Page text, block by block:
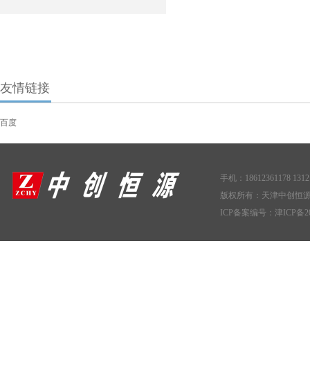
友情链接
百度
手机：18612361178
版权所有：天津中创
ICP备案编号： 津ICP备